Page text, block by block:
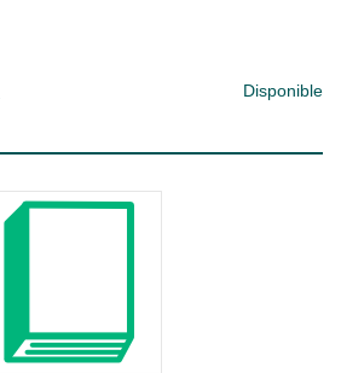
Disponible